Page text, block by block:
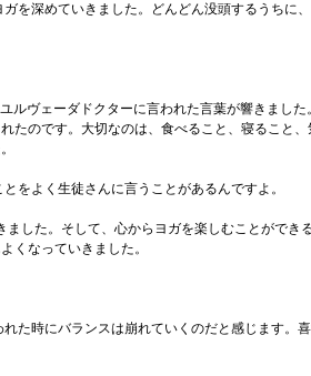
を深めていきました。どんどん没頭するうちに
ヴェーダドクターに言われた言葉が響きまし
たのです。大切なのは、食べること、寝ること
をよく生徒さんに言うことがあるんですよ。
した。そして、心からヨガを楽しむことができ
くなっていきました。
た時にバランスは崩れていくのだと感じます。